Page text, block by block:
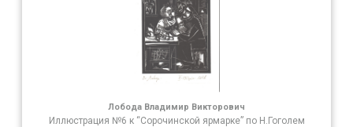
Лобода Владимир Викторович
Иллюстрация №6 к “Сорочинской ярмарке” по Н.Гоголем